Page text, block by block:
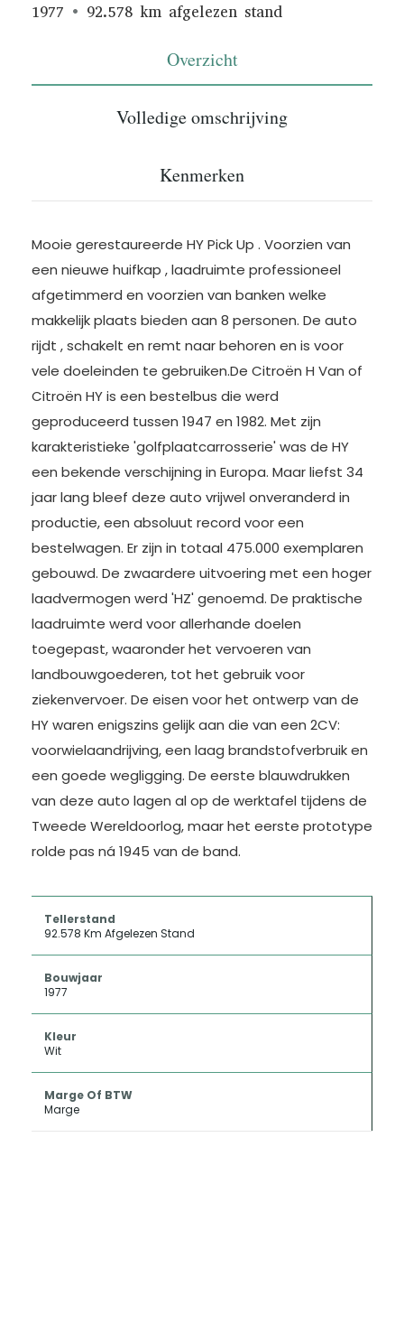
1977 92.578 km afgelezen stand
Overzicht
Volledige omschrijving
Kenmerken
Mooie gerestaureerde HY Pick Up . Voorzien van
een nieuwe huifkap , laadruimte professioneel
afgetimmerd en voorzien van banken welke
makkelijk plaats bieden aan 8 personen. De auto
rijdt , schakelt en remt naar behoren en is voor
vele doeleinden te gebruiken.De Citroën H Van of
Citroën HY is een bestelbus die werd
geproduceerd tussen 1947 en 1982. Met zijn
karakteristieke 'golfplaatcarrosserie' was de HY
een bekende verschijning in Europa. Maar liefst 34
jaar lang bleef deze auto vrijwel onveranderd in
productie, een absoluut record voor een
bestelwagen. Er zijn in totaal 475.000 exemplaren
gebouwd. De zwaardere uitvoering met een hoger
laadvermogen werd 'HZ' genoemd. De praktische
laadruimte werd voor allerhande doelen
toegepast, waaronder het vervoeren van
landbouwgoederen, tot het gebruik voor
ziekenvervoer. De eisen voor het ontwerp van de
HY waren enigszins gelijk aan die van een 2CV:
voorwielaandrijving, een laag brandstofverbruik en
een goede wegligging. De eerste blauwdrukken
van deze auto lagen al op de werktafel tijdens de
Tweede Wereldoorlog, maar het eerste prototype
rolde pas ná 1945 van de band.
Tellerstand
92.578 Km Afgelezen Stand
Bouwjaar
1977
Kleur
Wit
Marge Of BTW
Marge